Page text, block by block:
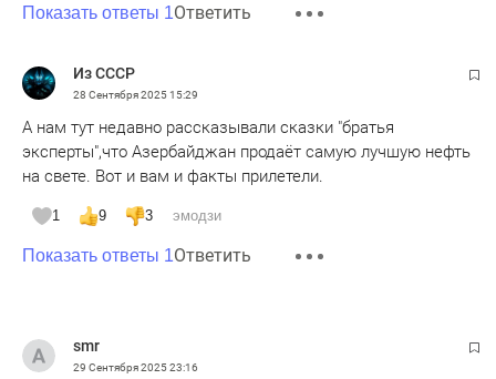
Показать ответы 1Ответить
Из СССР
28 Сентября 202515:29
А нам тут недавно рассказывали сказки "братья
эксперты",что Азербайджан продаёт самую лучшую нефть
на свете. Вот и вам и факты прилетели.
1 9 3 эмодзи
Показать ответы 1Ответить
smr
29 Сентября 202523:16